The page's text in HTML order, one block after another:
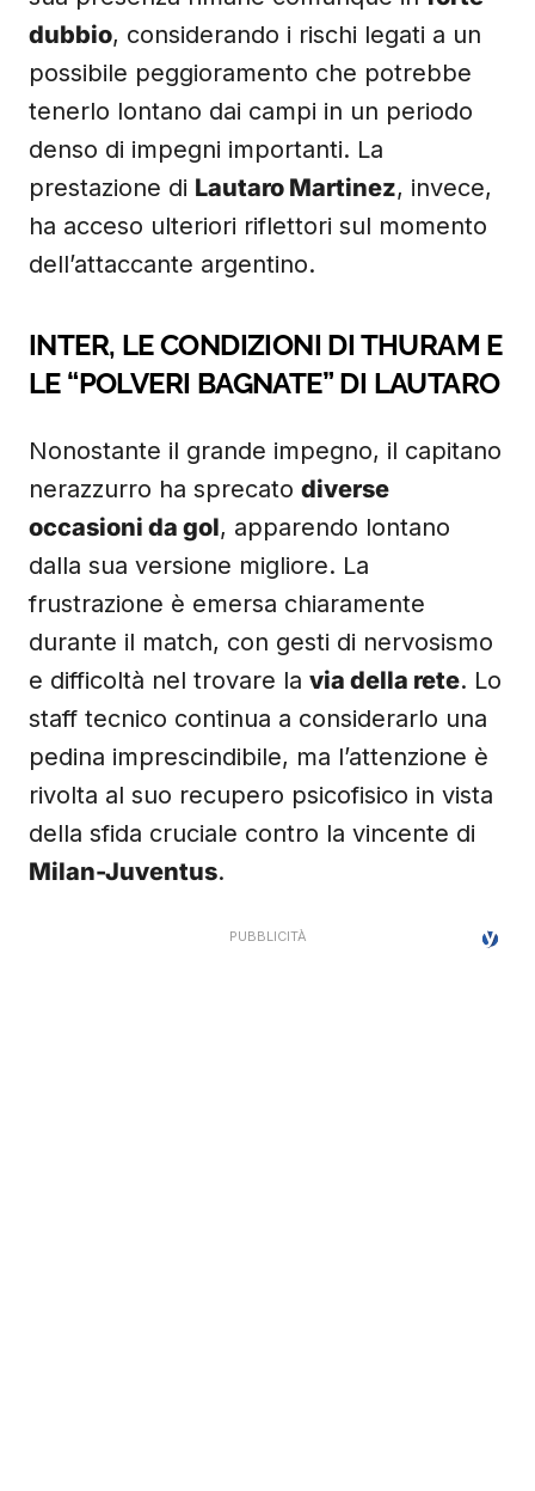
dubbio, considerando i rischi legati a un
possibile peggioramento che potrebbe
tenerlo lontano dai campi in un periodo
denso di impegni importanti. La
prestazione di Lautaro Martinez, invece,
ha acceso ulteriori riflettori sul momento
dell’attaccante argentino.
INTER, LE CONDIZIONI DI THURAM E
LE “POLVERI BAGNATE” DI LAUTARO
Nonostante il grande impegno, il capitano
nerazzurro ha sprecato diverse
occasioni da gol, apparendo lontano
dalla sua versione migliore. La
frustrazione è emersa chiaramente
durante il match, con gesti di nervosismo
e difficoltà nel trovare la via della rete. Lo
staff tecnico continua a considerarlo una
pedina imprescindibile, ma l’attenzione è
rivolta al suo recupero psicofisico in vista
della sfida cruciale contro la vincente di
Milan-Juventus.